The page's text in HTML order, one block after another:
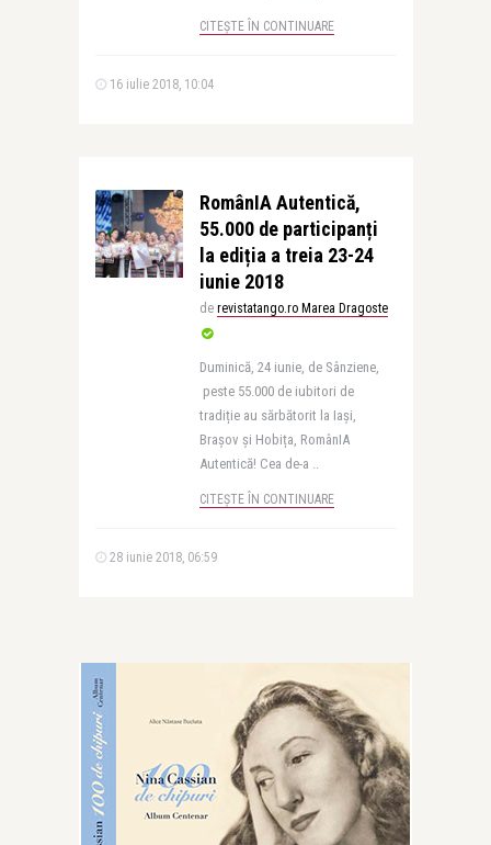
CITEȘTE ÎN CONTINUARE
16 iulie 2018, 10:04
RomânIA Autentică,
55.000 de participanți
la ediția a treia 23-24
iunie 2018
de revistatango.ro Marea Dragoste
Duminică, 24 iunie, de Sânziene,
peste 55.000 de iubitori de
tradiție au sărbătorit la Iași,
Brașov și Hobița, RomânIA
Autentică! Cea de-a ..
CITEȘTE ÎN CONTINUARE
28 iunie 2018, 06:59